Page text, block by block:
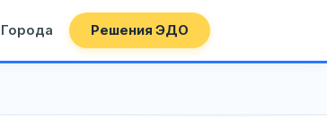
Города Решения ЭДО